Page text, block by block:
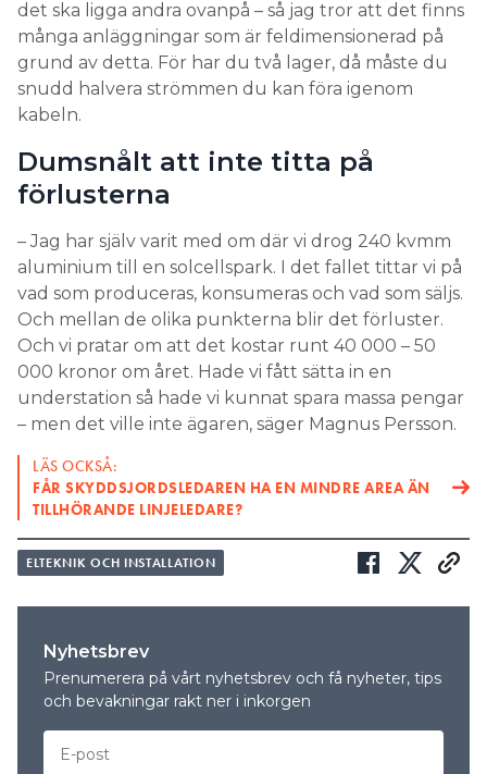
det ska ligga andra ovanpå – så jag tror att det finns
många anläggningar som är feldimensionerad på
grund av detta. För har du två lager, då måste du
snudd halvera strömmen du kan föra igenom
kabeln.
Dumsnålt att inte titta på
förlusterna
– Jag har själv varit med om där vi drog 240 kvmm
aluminium till en solcellspark. I det fallet tittar vi på
vad som produceras, konsumeras och vad som säljs.
Och mellan de olika punkterna blir det förluster.
Och vi pratar om att det kostar runt 40 000 – 50
000 kronor om året. Hade vi fått sätta in en
understation så hade vi kunnat spara massa pengar
– men det ville inte ägaren, säger Magnus Persson.
LÄS OCKSÅ:
FÅR SKYDDSJORDSLEDAREN HA EN MINDRE AREA ÄN
TILLHÖRANDE LINJELEDARE?
ELTEKNIK OCH INSTALLATION
Nyhetsbrev
Prenumerera på vårt nyhetsbrev och få nyheter, tips
och bevakningar rakt ner i inkorgen